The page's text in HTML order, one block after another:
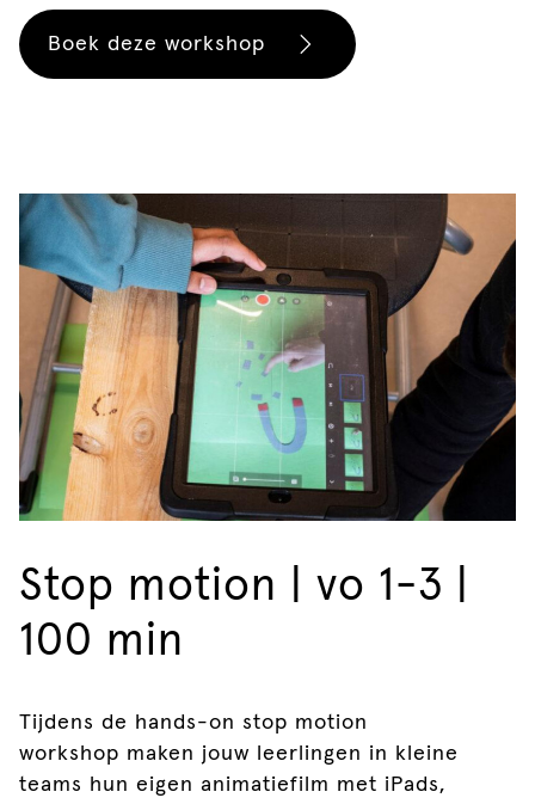
Boek deze workshop
Stop motion | vo 1-3 |
100 min
Tijdens de hands-on stop motion
workshop maken jouw leerlingen in kleine
teams hun eigen animatiefilm met iPads,